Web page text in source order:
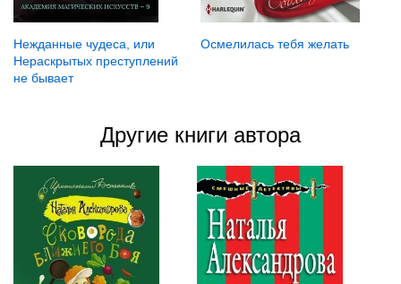
Нежданные чудеса, или
Нераскрытых преступлений
не бывает
Осмелилась тебя желать
Другие книги автора